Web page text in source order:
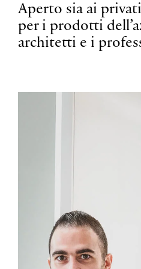
Aperto sia ai
per i prodotti
architetti e i